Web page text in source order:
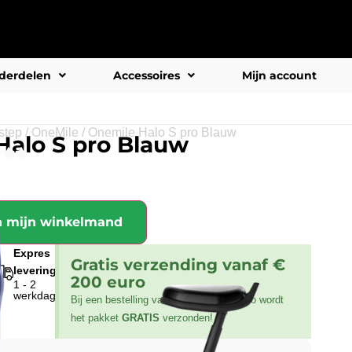
Accessoires Mijn account
/ OneMile / Onemile Halo S pro Blauw
S pro Blauw

mijn winkelmand
Expres
levering
1 - 2
werkdagen
Gratis verzending vanaf €
200 euro
Bij een bestelling van meer dan 200 euro wordt
het pakket GRATIS verzonden!